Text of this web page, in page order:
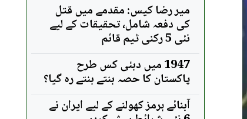
میر رضا کیس: مقدمے میں قتل
کی دفعہ شامل، تحقیقات کے لیے
نئی 5 رکنی ٹیم قائم
1947 میں دبئی کس طرح
پاکستان کا حصہ بنتے بنتے رہ گیا؟
آبنائے ہرمز کھولنے کے لیے ایران نے